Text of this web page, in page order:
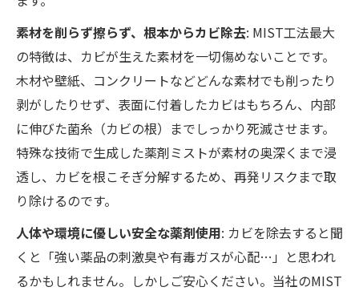
素材を削らず擦らず、根本からカビ除去: MIST工法最大
の特徴は、カビが生えた素材を一切傷めないことです。
木材や壁紙、コンクリートなどどんな素材でも削ったり
剥がしたりせず、表面に付着したカビはもちろん、内部
に伸びた菌糸（カビの根）までしっかり死滅させます。
特殊な技術で生成した薬剤ミストが素材の奥深くまで浸
透し、カビを根こそぎ分解するため、再発リスクまで取
り除けるのです。
人体や環境に優しい安全な薬剤使用: カビを除去すると聞
くと「強い薬品の刺激臭や有毒ガスが心配…」と思われ
るかもしれません。しかしご安心ください。当社のMIST